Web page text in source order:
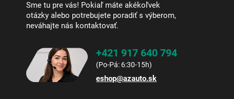
Sme tu pre vás! Pokiaľ máte akékoľvek
otázky alebo potrebujete poradiť s výberom,
neváhajte nás kontaktovať.
+421 917 640 794
eshop@azauto.sk